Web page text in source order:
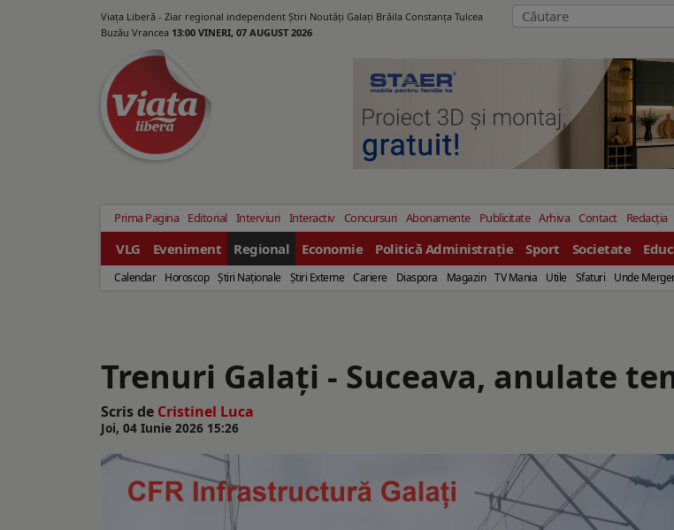
Viața Liberă - Ziar regional independent Știri Noutăți Galaţi Brăila Constanţa Tulcea
Buzău Vrancea 13:00 VINERI, 07 AUGUST 2026
Prima Pagina Editorial Interviuri Interactiv Concursuri Abonamente Publicitate Arhiva Contact Redacția
VLG Eveniment Regional Economie Politică Administrație Sport Societate
Calendar Horoscop Ştiri Naţionale Ştiri Externe Cariere Diaspora Magazin TV Mania Utile Sfaturi Unde
Trenuri Galați - Suceava, anulate
Scris de Cristinel Luca
Joi, 04 Iunie 2026 15:26